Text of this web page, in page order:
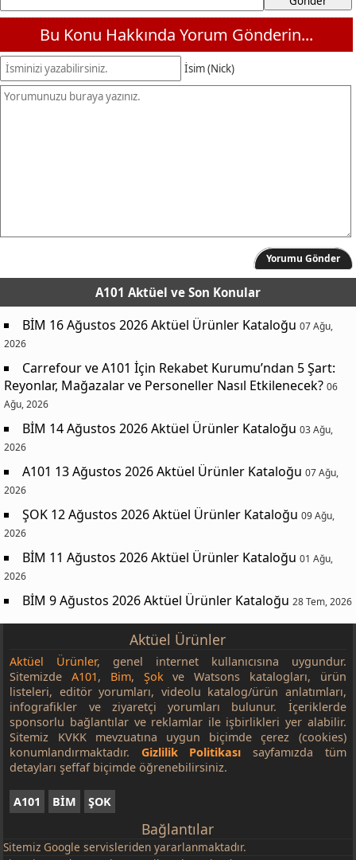
Bu Konu Hakkında Yorum Gönderin...
İsim (Nick)
Yorumu Gönder
A101 Aktüel ve Son Konular
BİM 16 Ağustos 2026 Aktüel Ürünler Kataloğu 07 Ağu,
2026
Carrefour ve A101 İçin Rekabet Kurumu’ndan 5 Şart:
Reyonlar, Mağazalar ve Personeller Nasıl Etkilenecek? 06
Ağu, 2026
BİM 14 Ağustos 2026 Aktüel Ürünler Kataloğu 03 Ağu,
2026
A101 13 Ağustos 2026 Aktüel Ürünler Kataloğu 07 Ağu,
2026
ŞOK 12 Ağustos 2026 Aktüel Ürünler Kataloğu 09 Ağu,
2026
BİM 11 Ağustos 2026 Aktüel Ürünler Kataloğu 01 Ağu,
2026
BİM 9 Ağustos 2026 Aktüel Ürünler Kataloğu 28 Tem, 2026
Aktüel Ürünler
Aktüel Ürünler, genel internet kullanıcısına uygundur.
SitemizdeA101, Bim, Şokve Watsons katalogları, ürün
listeleri, editör yorumları, videolu katalog/ürün anlatımları,
infografikler ve ziyaretçi yorumları bulunur. İçeriklerde
sponsorlu bağlantılar ve reklamlar ile işbirlikleri yer alabilir.
Sitemiz KVKK mevzuatına uygun biçimde çerez (cookies)
konumlandırmaktadır. Gizlilik Politikası sayfamızda tüm
detayları şeffaf biçimde öğrenebilirsiniz.
A101 BİM ŞOK
Bağlantılar
Sitemiz Google servisleriden yararlanmaktadır.